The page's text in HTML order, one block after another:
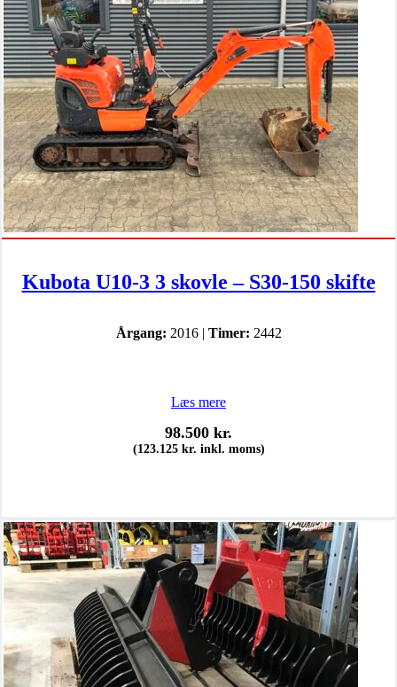
Kubota U10-3 3 skovle – S30-150 skifte
Årgang: 2016 | Timer: 2442
Læs mere
98.500 kr.
(123.125 kr. inkl. moms)